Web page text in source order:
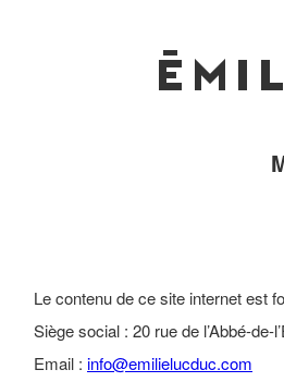
Le contenu de ce site internet est
Siège social : 20 rue de l’Abbé-de-
Email : info@emilielucduc.com